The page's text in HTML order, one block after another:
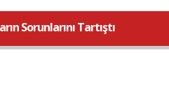
Sorunlarını Tartıştı